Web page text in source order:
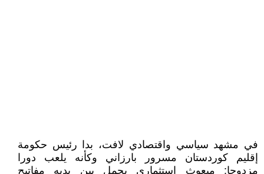
في مشهد سياسي واقتصادي لافت، بدا رئيس حكومة
إقليم كوردستان مسرور بارزاني وكأنه يلعب دورا
مزدوجا: مبعوث استثماري يحمل بين يديه مفاتيح